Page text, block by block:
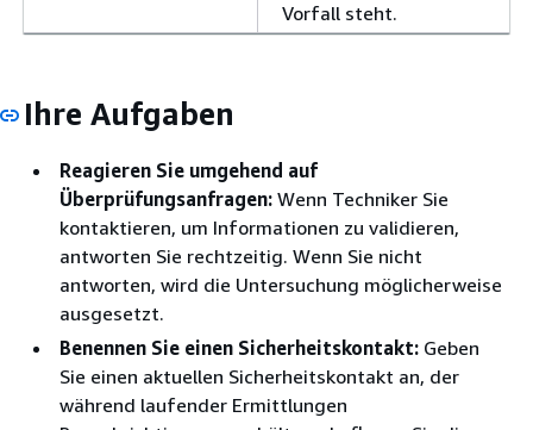
Vorfall steht.
Ihre Aufgaben
Reagieren Sie umgehend auf
Überprüfungsanfragen: Wenn Techniker Sie
kontaktieren, um Informationen zu validieren,
antworten Sie rechtzeitig. Wenn Sie nicht
antworten, wird die Untersuchung möglicherweise
ausgesetzt.
Benennen Sie einen Sicherheitskontakt: Geben
Sie einen aktuellen Sicherheitskontakt an, der
während laufender Ermittlungen